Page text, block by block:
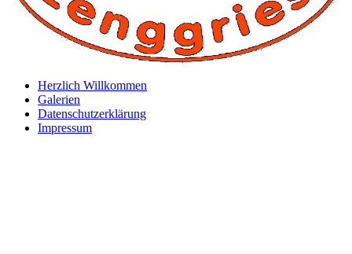
Herzlich Willkommen
Galerien
Datenschutzerklärung
Impressum